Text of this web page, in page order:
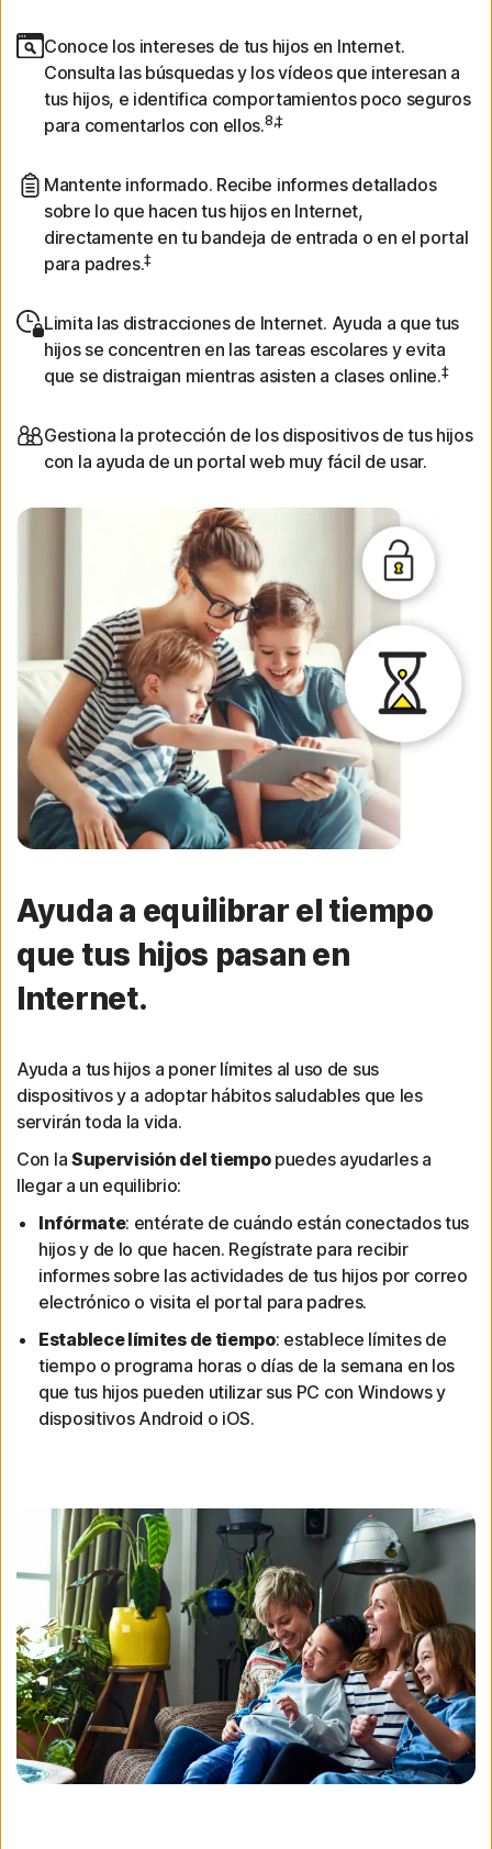
Conoce los intereses de tus hijos en Internet.
Consulta las búsquedas y los vídeos que interesan a
tus hijos, e identifica comportamientos poco seguros
para comentarlos con ellos.8,‡
Mantente informado. Recibe informes detallados
sobre lo que hacen tus hijos en Internet,
directamente en tu bandeja de entrada o en el portal
para padres.‡
Limita las distracciones de Internet. Ayuda a que tus
hijos se concentren en las tareas escolares y evita
que se distraigan mientras asisten a clases online.‡
Gestiona la protección de los dispositivos de tus hijos
con la ayuda de un portal web muy fácil de usar.
Ayuda a equilibrar el tiempo
que tus hijos pasan en
Internet.
Ayuda a tus hijos a poner límites al uso de sus
dispositivos y a adoptar hábitos saludables que les
servirán toda la vida.
Con la Supervisión del tiempopuedes ayudarles a
llegar a un equilibrio:
Infórmate: entérate de cuándo están conectados tus
hijos y de lo que hacen. Regístrate para recibir
informes sobre las actividades de tus hijos por correo
electrónico o visita el portal para padres.
Establece límites de tiempo: establece límites de
tiempo o programa horas o días de la semana en los
que tus hijos pueden utilizar sus PC con Windows y
dispositivos Android o iOS.